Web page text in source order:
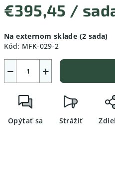
€395,45 /
cena:
Na externom sklade (2 sada)
Kód: MFK-029-2
+
−
Opýtať sa Strážiť